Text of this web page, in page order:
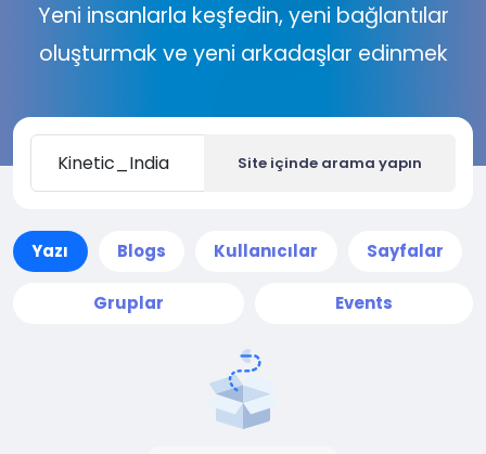
Yeni insanlarla keşfedin, yeni bağlantılar
oluşturmak ve yeni arkadaşlar edinmek
Site içinde arama yapın
Yazı Blogs Kullanıcılar Sayfalar
Gruplar Events